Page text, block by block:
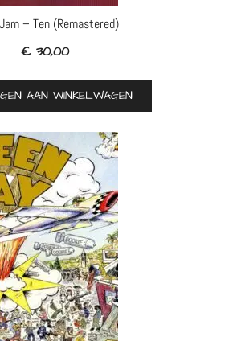
– Ten (Remastered)
€ 30,00
AAN WINKELWAGEN